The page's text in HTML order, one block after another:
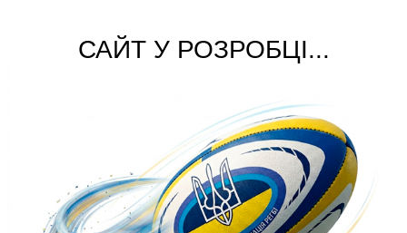
САЙТ У РОЗРОБЦІ...